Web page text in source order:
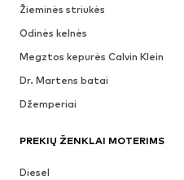
Žieminės striukės
Odinės kelnės
Megztos kepurės Calvin Klein
Dr. Martens batai
Džemperiai
PREKIŲ ŽENKLAI MOTERIMS
Diesel